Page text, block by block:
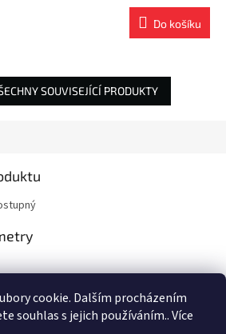
cookie. Dalším procházením
souhlas s jejich používáním.. Více
Do košíku
SOUVISEJÍCÍ PRODUKTY